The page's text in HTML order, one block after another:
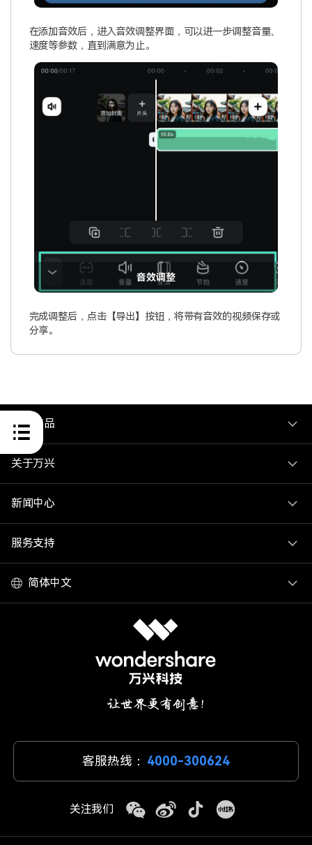
在添加音效后，进入音效调整界面，可以进一步调整音量、
速度等参数，直到满意为止。
音效调整
完成调整后，点击【导出】按钮，将带有音效的视频保存或
分享。
推荐产品
关于万兴
新闻中心
服务支持
简体中文
客服热线： 4000-300624
关注我们